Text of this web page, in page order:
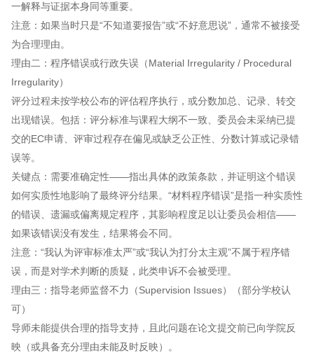
一解释与证据本身同等重要。
注意：如果当时只是“不知道要报告”或“不好意思说”，通常不被接受
为合理理由。
理由二：程序错误或行政失误（Material Irregularity / Procedural
Irregularity）
评分过程未按学校公布的评估程序执行，或分数加总、记录、转交
出现错误。包括：评分标准与课程大纲不一致、委员会未采纳已提
交的EC申请、评审过程存在偏见或缺乏公正性、分数计算或记录错
误等。
关键点：需要准确定性——指出具体的政策条款，并证明这个错误
如何实质性地影响了最终评分结果。“材料程序错误”是指一种实质性
的错误、遗漏或偏离规定程序，其影响程度足以让委员会相信——
如果该错误没有发生，结果将会不同。
注意：“我认为评审标准太严”或“我认为打分太主观”不属于程序错
误，而是对学术判断的质疑，此类申诉不会被受理。
理由三：指导老师监督不力（Supervision Issues）（部分学校认
可）
导师未能提供合理的指导支持，且此问题在论文提交前已向学院反
映（或具备充分理由未能及时反映）。